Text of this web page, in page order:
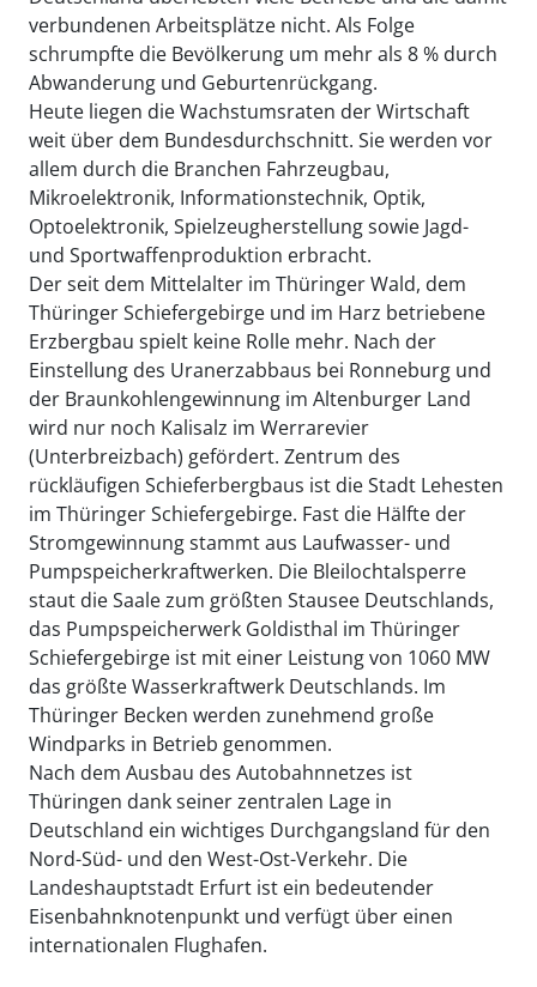
verbundenen Arbeitsplätze nicht. Als Folge
schrumpfte die Bevölkerung um mehr als 8 % durch
Abwanderung und Geburtenrückgang.
Heute liegen die Wachstumsraten der Wirtschaft
weit über dem Bundesdurchschnitt. Sie werden vor
allem durch die Branchen Fahrzeugbau,
Mikroelektronik, Informationstechnik, Optik,
Optoelektronik, Spielzeugherstellung sowie Jagd-
und Sportwaffenproduktion erbracht.
Der seit dem Mittelalter im Thüringer Wald, dem
Thüringer Schiefergebirge und im Harz betriebene
Erzbergbau spielt keine Rolle mehr. Nach der
Einstellung des Uranerzabbaus bei Ronneburg und
der Braunkohlengewinnung im Altenburger Land
wird nur noch Kalisalz im Werrarevier
(Unterbreizbach) gefördert. Zentrum des
rückläufigen Schieferbergbaus ist die Stadt Lehesten
im Thüringer Schiefergebirge. Fast die Hälfte der
Stromgewinnung stammt aus Laufwasser- und
Pumpspeicherkraftwerken. Die Bleilochtalsperre
staut die Saale zum größten Stausee Deutschlands,
das Pumpspeicherwerk Goldisthal im Thüringer
Schiefergebirge ist mit einer Leistung von 1060 MW
das größte Wasserkraftwerk Deutschlands. Im
Thüringer Becken werden zunehmend große
Windparks in Betrieb genommen.
Nach dem Ausbau des Autobahnnetzes ist
Thüringen dank seiner zentralen Lage in
Deutschland ein wichtiges Durchgangsland für den
Nord-Süd- und den West-Ost-Verkehr. Die
Landeshauptstadt Erfurt ist ein bedeutender
Eisenbahnknotenpunkt und verfügt über einen
internationalen Flughafen.